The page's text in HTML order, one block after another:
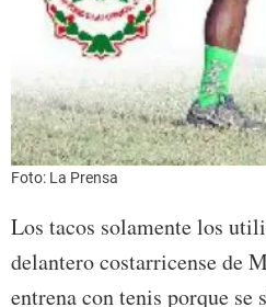
Foto: La Prensa
Los tacos solamente los
delantero costarricense de
entrena con tenis porque se